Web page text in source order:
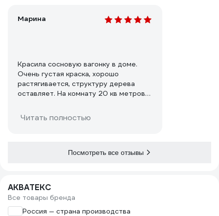
Марина
Красила сосновую вагонку в доме.
Очень густая краска, хорошо
растягивается, структуру дерева
оставляет. На комнату 20 кв метров
раз. В один слой вагонка
просвечивает желтизной, но на
слоя покрытие плотнее и уже белый
И на третьем фото - как выглядела
вагонка ДО (слева сырой 1 слой
отсвечивает, справа стена не
Читать полностью
Посмотреть все отзывы
АКВАТЕКС
Все товары бренда
Россия — страна производства